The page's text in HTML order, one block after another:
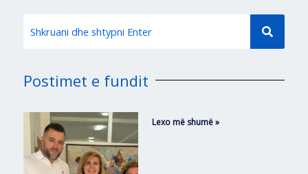
Postimet e fundit
Lexo më shumë »